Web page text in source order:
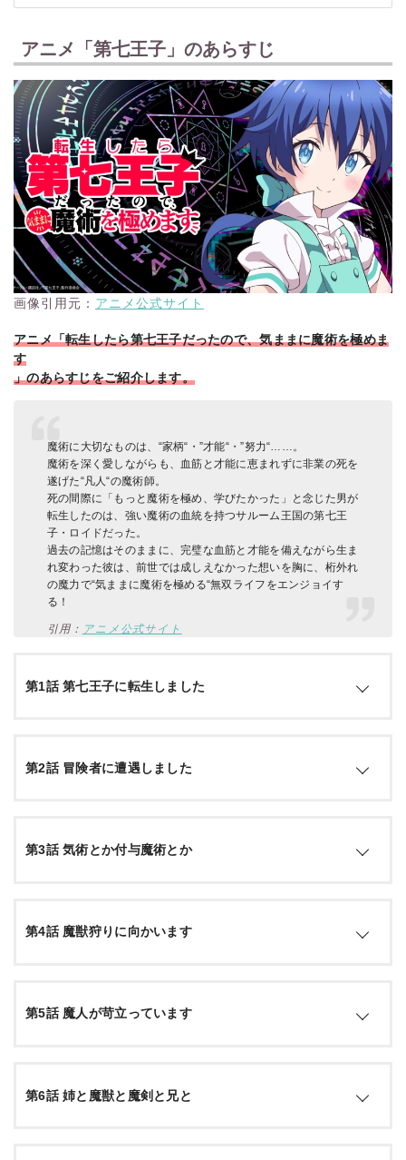
アニメ「第七王子」のあらすじ
画像引用元： アニメ公式サイト
アニメ「転生したら第七王子だったので、気ままに魔術を極めま
す
」のあらすじをご紹介します。
魔術に大切なものは、“家柄“・”才能“・”努力“……。
魔術を深く愛しながらも、血筋と才能に恵まれずに非業の死を
遂げた“凡人“の魔術師。
死の間際に「もっと魔術を極め、学びたかった」と念じた男が
転生したのは、強い魔術の血統を持つサルーム王国の第七王
子・ロイドだった。
過去の記憶はそのままに、完璧な血筋と才能を備えながら生ま
れ変わった彼は、前世では成しえなかった想いを胸に、桁外れ
の魔力で“気ままに魔術を極める“無双ライフをエンジョイす
る！
引用： アニメ公式サイト
第1話 第七王子に転生しました
魔術を愛しながらも、才能と血統に恵まれず、魔術に焼かれ
て息絶えた魔術師。しかし目覚めると、前世の記憶を持った
覚めさせてしまう…。
第2話 冒険者に遭遇しました
魔人グリモワールを圧倒し使い魔として従えたロイドは、魔
力を帯びた魅力的なアイテムを手にすべく、ダンジョン探索
ダンジョンの最深部へ向かうのだった。
第3話 気術とか付与魔術とか
ダンジョンの奥に待ち受けていたのは、多くの冒険者たちを
葬り、その知識を取り込んできた魔人・リッチだった。とっ
第4話 魔獣狩りに向かいます
武器への付与魔術に興味を持ったロイドは、自身が魔術を付
与した武器の完成具合を見るため、アルベルト、シルファ、
力を持つ魔獣ベアウルフの群れに遭遇する……。
第5話 魔人が苛立っています
シルファの活躍によってベアウルフたちを圧倒したかに見え
たが、魔獣を操る魔人・パズズが放出する瘴気の影響によ
第6話 姉と魔獣と魔剣と兄と